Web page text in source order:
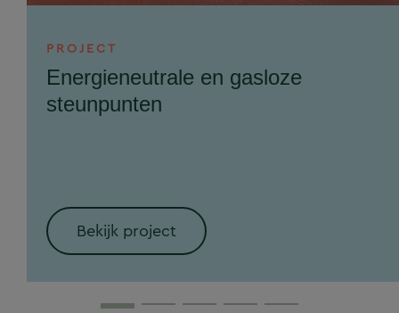
PROJECT
Energieneutrale en gasloze
steunpunten
Bekijk project